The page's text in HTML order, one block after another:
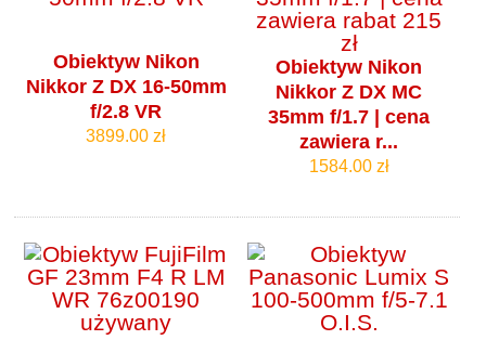
Obiektyw Nikon
Nikkor Z DX 16-50mm
f/2.8 VR
3899.00 zł
Obiektyw Nikon
Nikkor Z DX MC
35mm f/1.7 | cena
zawiera r...
1584.00 zł